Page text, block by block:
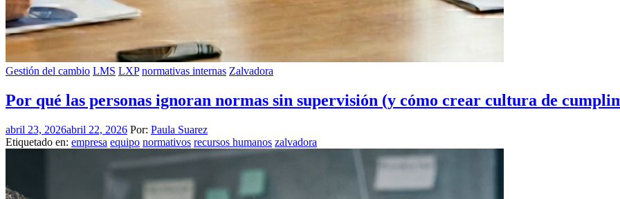
Gestión del cambio LMS LXP normativas internas Zalvadora
Por qué las personas ignoran normas sin supervisión (y cómo crear cultura de
abril 23, 2026abril 22, 2026 Por: Paula Suarez
Etiquetado en: empresa equipo normativos recursos humanos zalvadora